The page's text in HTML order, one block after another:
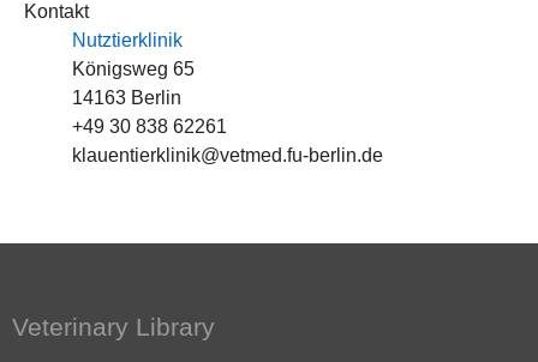
Kontakt
Nutztierklinik
Königsweg 65
14163 Berlin
+49 30 838 62261
klauentierklinik@vetmed.fu-berlin.de
Veterinary Library